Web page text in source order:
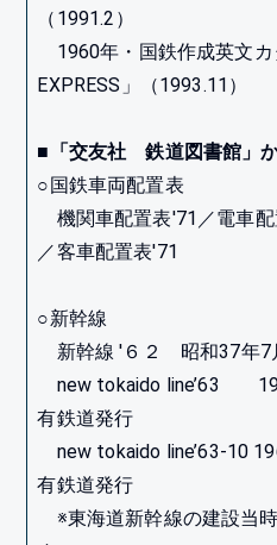
（1991.2）
1960年・国鉄作成英文カ
EXPRESS」（1993.11）
■「交友社 鉄道図書館」
○国鉄車両配置表
機関車配置表'71／電車
／客車配置表'71
○新幹線
新幹線 '６２ 昭和37年7
new tokaido line’63
有鉄道発行
new tokaido line’63-10
有鉄道発行
※東海道新幹線の建設当